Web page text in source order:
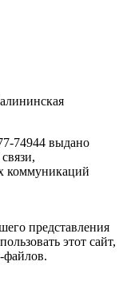
74944 выдано
коммуникаций
представления
этот сайт,
файлов.